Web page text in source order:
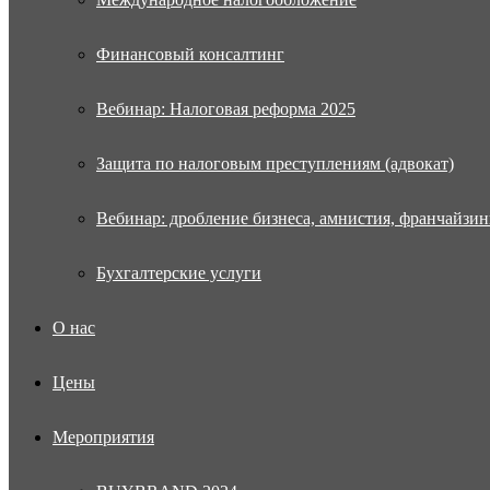
Финансовый консалтинг
Вебинар: Налоговая реформа 2025
Защита по налоговым преступлениям (адвокат)
Вебинар: дробление бизнеса, амнистия,
Бухгалтерские услуги
О нас
Цены
Мероприятия